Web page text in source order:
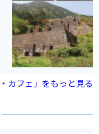
カフェ」をもっと見る